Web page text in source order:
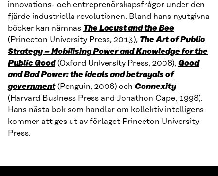
innovations- och entreprenörskapsfrågor under den
fjärde industriella revolutionen. Bland hans nyutgivna
böcker kan nämnas The Locust and the Bee
(Princeton University Press, 2013), The Art of Public
Strategy – Mobilising Power and Knowledge for the
Public Good(Oxford University Press, 2008), Good
and Bad Power: the ideals and betrayals of
government(Penguin, 2006) och Connexity
(Harvard Business Press and Jonathon Cape, 1998).
Hans nästa bok som handlar om kollektiv intelligens
kommer att ges ut av förlaget Princeton University
Press.